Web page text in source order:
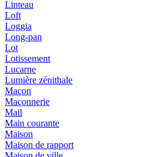
Linteau
Loft
Loggia
Long-pan
Lot
Lotissement
Lucarne
Lumière zénithale
Maçon
Maçonnerie
Mail
Main courante
Maison
Maison de rapport